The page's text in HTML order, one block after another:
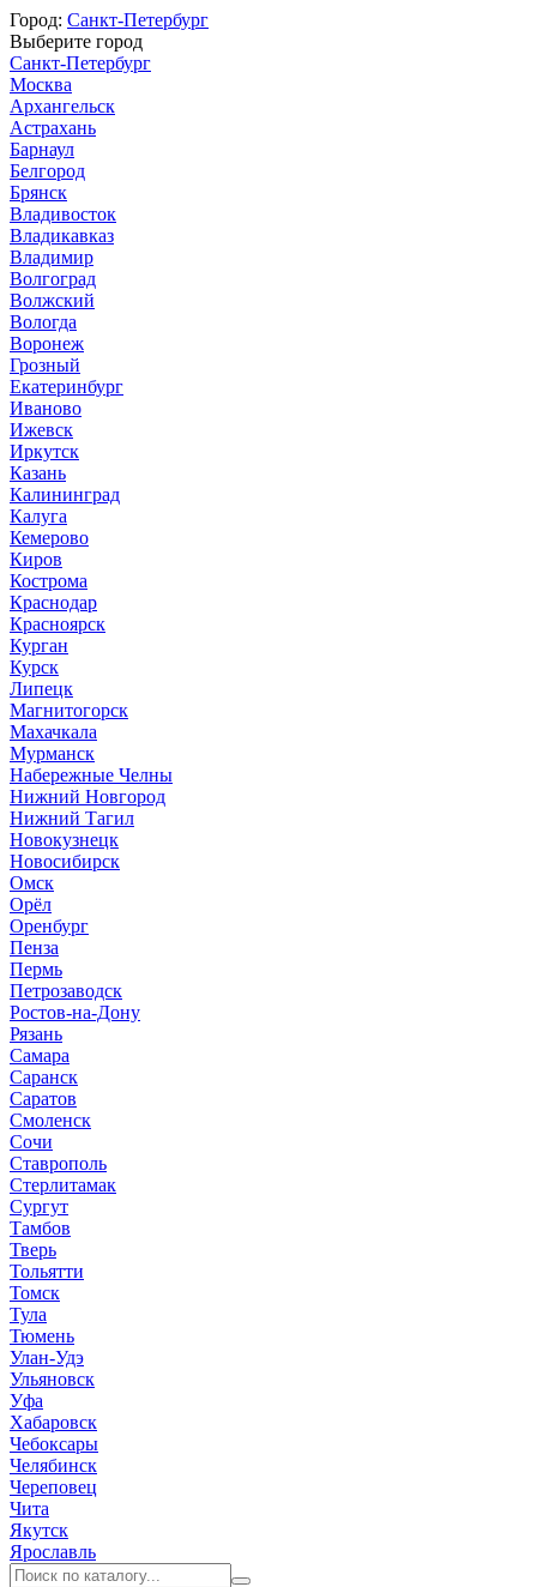
Город: Санкт-Петербург
Выберите город
Санкт-Петербург
Москва
Архангельск
Астрахань
Барнаул
Белгород
Брянск
Владивосток
Владикавказ
Владимир
Волгоград
Волжский
Вологда
Воронеж
Грозный
Екатеринбург
Иваново
Ижевск
Иркутск
Казань
Калининград
Калуга
Кемерово
Киров
Кострома
Краснодар
Красноярск
Курган
Курск
Липецк
Магнитогорск
Махачкала
Мурманск
Набережные Челны
Нижний Новгород
Нижний Тагил
Новокузнецк
Новосибирск
Омск
Орёл
Оренбург
Пенза
Пермь
Петрозаводск
Ростов-на-Дону
Рязань
Самара
Саранск
Саратов
Смоленск
Сочи
Ставрополь
Стерлитамак
Сургут
Тамбов
Тверь
Тольятти
Томск
Тула
Тюмень
Улан-Удэ
Ульяновск
Уфа
Хабаровск
Чебоксары
Челябинск
Череповец
Чита
Якутск
Ярославль